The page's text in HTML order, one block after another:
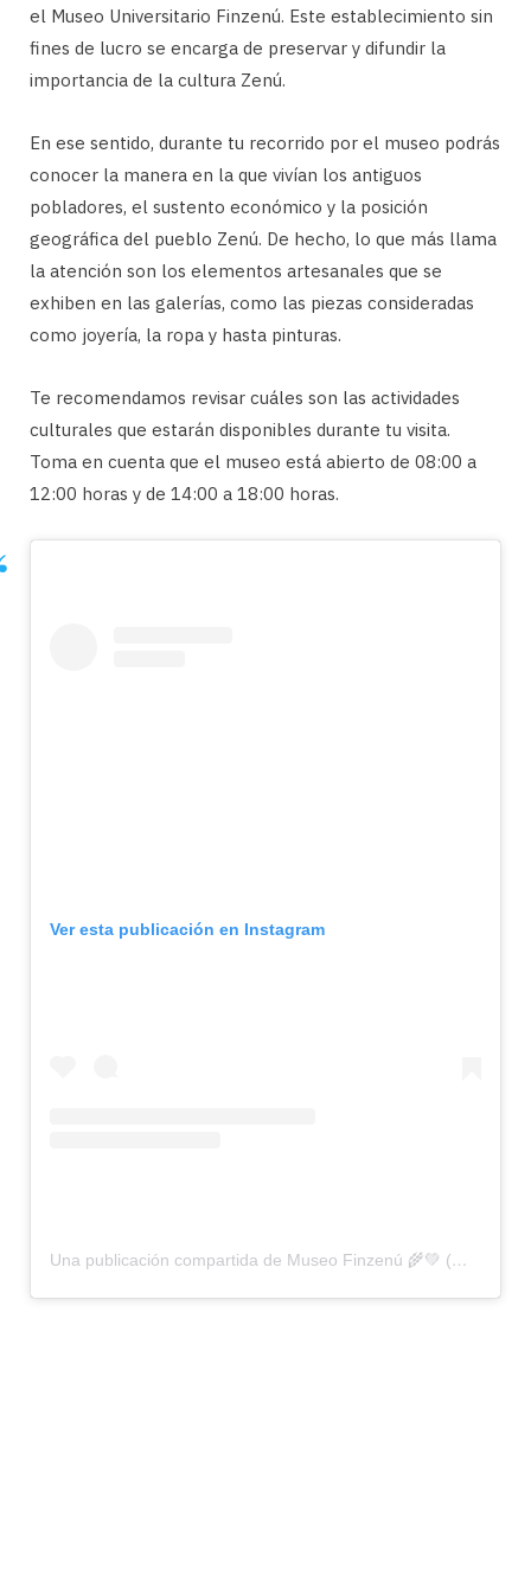
el Museo Universitario Finzenú. Este establecimiento sin
fines de lucro se encarga de preservar y difundir la
importancia de la cultura Zenú.
En ese sentido, durante tu recorrido por el museo podrás
conocer la manera en la que vivían los antiguos
pobladores, el sustento económico y la posición
geográfica del pueblo Zenú. De hecho, lo que más llama
la atención son los elementos artesanales que se
exhiben en las galerías, como las piezas consideradas
como joyería, la ropa y hasta pinturas.
Te recomendamos revisar cuáles son las actividades
culturales que estarán disponibles durante tu visita.
Toma en cuenta que el museo está abierto de 08:00 a
12:00 horas y de 14:00 a 18:00 horas.
Ver esta publicación en Instagram
Una publicación compartida de Museo Finzenú 🌾💚 (@museofinzenu)